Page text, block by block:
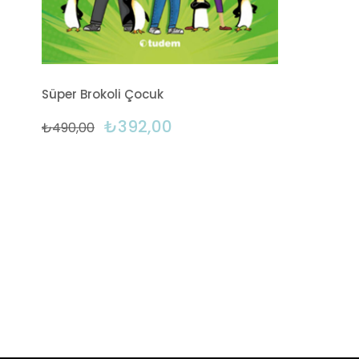
Süper Brokoli Çocuk
₺392,00
₺490,00